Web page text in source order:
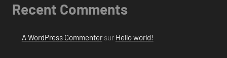
Recent Comments
A WordPress Commentersur Hello world!